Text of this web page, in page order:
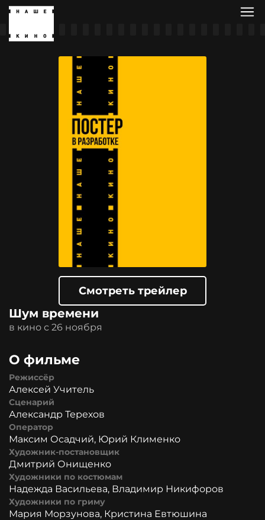
Смотреть трейлер
Шум времени
в кино с 26 ноября
О фильме
Режиссёр
Алексей Учитель
Сценарий
Александр Терехов
Оператор
Максим Осадчий, Юрий Клименко
Художник-постановщик
Дмитрий Онищенко
Художники по костюмам
Надежда Васильева, Владимир Никифоров
Художники по гриму
Мария Морзунова, Кристина Евтюшина